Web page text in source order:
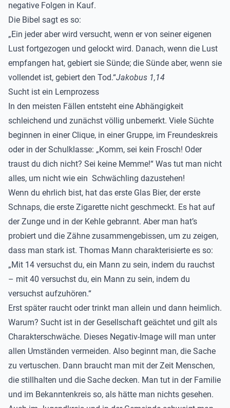
negative Folgen in Kauf.
Die Bibel sagt es so:
„Ein jeder aber wird versucht, wenn er von seiner eigenen
Lust fortgezogen und gelockt wird. Danach, wenn die Lust
empfangen hat, gebiert sie Sünde; die Sünde aber, wenn sie
vollendet ist, gebiert den Tod.“Jakobus 1,14
Sucht ist ein Lernprozess
In den meisten Fällen entsteht eine Abhängigkeit
schleichend und zunächst völlig unbemerkt. Viele Süchte
beginnen in einer Clique, in einer Gruppe, im Freundeskreis
oder in der Schulklasse: „Komm, sei kein Frosch! Oder
traust du dich nicht? Sei keine Memme!“ Was tut man nicht
alles, um nicht wie ein Schwächling dazustehen!
Wenn du ehrlich bist, hat das erste Glas Bier, der erste
Schnaps, die erste Zigarette nicht geschmeckt. Es hat auf
der Zunge und in der Kehle gebrannt. Aber man hat’s
probiert und die Zähne zusammengebissen, um zu zeigen,
dass man stark ist. Thomas Mann charakterisierte es so:
„Mit 14 versuchst du, ein Mann zu sein, indem du rauchst
– mit 40 versuchst du, ein Mann zu sein, indem du
versuchst aufzuhören.“
Erst später raucht oder trinkt man allein und dann heimlich.
Warum? Sucht ist in der Gesellschaft geächtet und gilt als
Charakterschwäche. Dieses Negativ-Image will man unter
allen Umständen vermeiden. Also beginnt man, die Sache
zu vertuschen. Dann braucht man mit der Zeit Menschen,
die stillhalten und die Sache decken. Man tut in der Familie
und im Bekanntenkreis so, als hätte man nichts gesehen.